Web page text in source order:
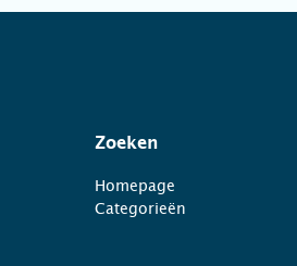
Zoeken
Homepage
Categorieën